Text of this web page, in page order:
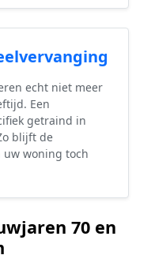
echt niet meer
Een
getraind in
blijft de
woning toch
70 en